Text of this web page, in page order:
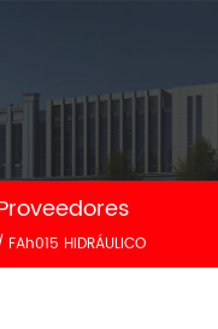
FAh015 HIDRÁULICO